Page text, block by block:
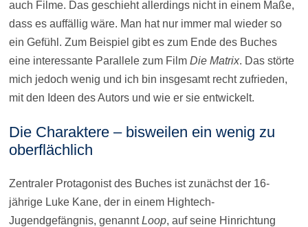
auch Filme. Das geschieht allerdings nicht in einem Maße,
dass es auffällig wäre. Man hat nur immer mal wieder so
ein Gefühl. Zum Beispiel gibt es zum Ende des Buches
eine interessante Parallele zum Film Die Matrix. Das störte
mich jedoch wenig und ich bin insgesamt recht zufrieden,
mit den Ideen des Autors und wie er sie entwickelt.
Die Charaktere – bisweilen ein wenig zu
oberflächlich
Zentraler Protagonist des Buches ist zunächst der 16-
jährige Luke Kane, der in einem Hightech-
Jugendgefängnis, genanntLoop, auf seine Hinrichtung